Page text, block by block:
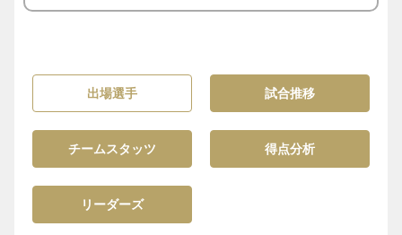
出場選手 試合推移
チームスタッツ 得点分析
リーダーズ